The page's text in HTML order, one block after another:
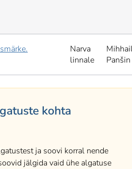
Narva
linnale
Panšin
kohta
ja soovi korral nende
jälgida vaid ühe algatuse